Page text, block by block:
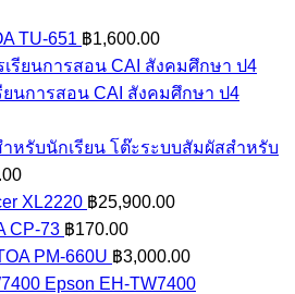
TU-651 ฿1,600.00
นการสอน CAI สังคมศึกษา ป4
โต๊ะระบบสัมผัสสำหรับ
XL2220 ฿25,900.00
CP-73 ฿170.00
PM-660U ฿3,000.00
Epson EH-TW7400